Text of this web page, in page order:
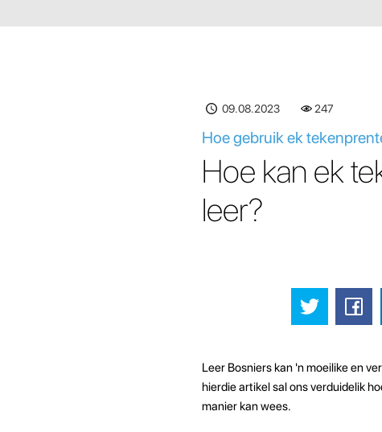
09.08.2023 247
Hoe gebruik ek
Hoe kan ek
leer?
Leer Bosniers kan 'n moeilike en
hierdie artikel sal ons verduidelik
manier kan wees.